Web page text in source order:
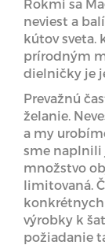
Rokmi sa
neviest a
kútov sveta.
prírodným
dielničky je
Prevažnú
želanie.
a my
sme naplnili
množstvo
limitovaná.
výrobky k
požiadanie